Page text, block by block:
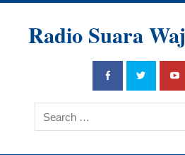
Radio Suara